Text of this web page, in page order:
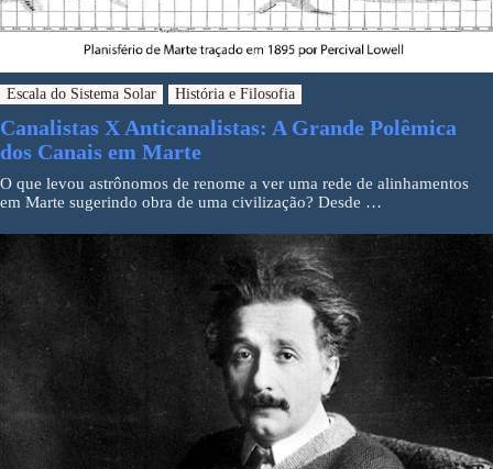
Escala do Sistema Solar História e Filosofia
Canalistas X Anticanalistas: A Grande Polêmica
dos Canais em Marte
O que levou astrônomos de renome a ver uma rede de alinhamentos
em Marte sugerindo obra de uma civilização? Desde …